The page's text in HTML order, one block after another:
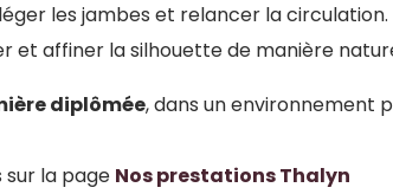
les jambes et relancer la circulation.
et affiner la silhouette de manière
diplômée, dans un environnement
sur la page Nos prestations Thalyn